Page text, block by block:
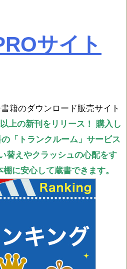
サイト
籍のダウンロード販売サイト
上の新刊をリリース！
購入し
「トランクルーム」サービス
替えやクラッシュの心配をす
に安心して蔵書できます。